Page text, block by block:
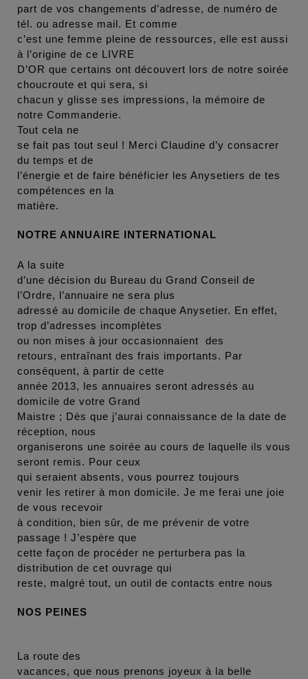
part de vos changements d’adresse, de numéro de
tél. ou adresse mail. Et comme
c’est une femme pleine de ressources, elle est aussi
à l’origine de ce LIVRE
D’OR que certains ont découvert lors de notre soirée
choucroute et qui sera, si
chacun y glisse ses impressions, la mémoire de
notre Commanderie.
Tout cela ne
se fait pas tout seul ! Merci Claudine d’y consacrer
du temps et de
l’énergie et de faire bénéficier les Anysetiers de tes
compétences en la
matière.
NOTRE ANNUAIRE INTERNATIONAL
A la suite
d’une décision du Bureau du Grand Conseil de
l’Ordre, l’annuaire ne sera plus
adressé au domicile de chaque Anysetier. En effet,
trop d’adresses incomplètes
ou non mises à jour occasionnaient des
retours, entraînant des frais importants. Par
conséquent, à partir de cette
année 2013, les annuaires seront adressés au
domicile de votre Grand
Maistre ; Dès que j’aurai connaissance de la date de
réception, nous
organiserons une soirée au cours de laquelle ils vous
seront remis. Pour ceux
qui seraient absents, vous pourrez toujours
venir les retirer à mon domicile. Je me ferai une joie
de vous recevoir
à condition, bien sûr, de me prévenir de votre
passage ! J’espère que
cette façon de procéder ne perturbera pas la
distribution de cet ouvrage qui
reste, malgré tout, un outil de contacts entre nous
NOS PEINES
La route des
vacances, que nous prenons joyeux à la belle